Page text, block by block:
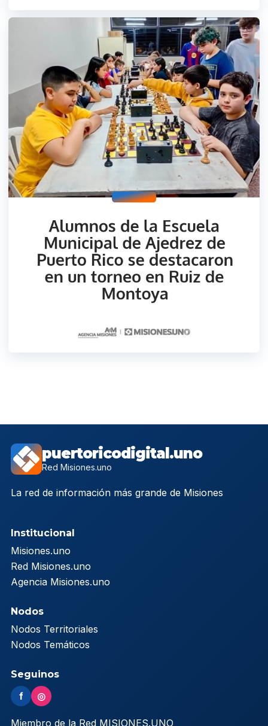
puertoricodigital.uno
Red Misiones.uno
La red de información más grande de Misiones
Institucional
Misiones.uno
Red Misiones.uno
Agencia Misiones.uno
Nodos
Nodos Territoriales
Nodos Temáticos
Seguinos
f ◎
Miembro de la Red MISIONES.UNO